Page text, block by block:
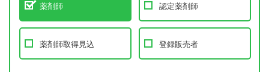
薬剤師 認定薬剤師
薬剤師取得見込 登録販売者